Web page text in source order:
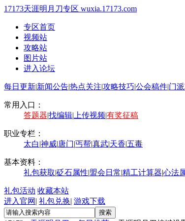
17173天涯明月刀专区 wuxia.17173.com
专区首页
视频站
攻略站
图片站
进入论坛
每日更新|新闻公告|热点关注|攻略技巧|公会稿件|门
常用入口：
答题器|找编辑| 上传视频|有奖征稿
职业专栏：
太白|神威|唐门|丐帮|真武|天香|五毒
基本资料：
礼包获取|砭石属性|盟会日常|精工计算器|心法
礼包活动 收藏本站
进入官网 | 礼包兑换| 游戏下载